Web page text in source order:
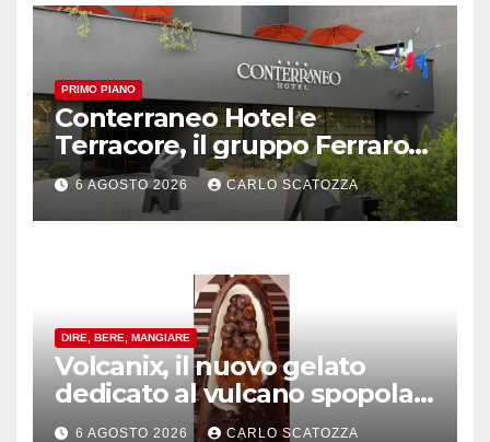
PRIMO PIANO
Conterraneo Hotel e
Terracore, il gruppo Ferraro
amplia l’ ospitalità e il gusto
alle porte di Caserta
6 AGOSTO 2026 CARLO SCATOZZA
DIRE, BERE, MANGIARE
Volcanix, il nuovo gelato
dedicato al vulcano spopola,
è nato a Caivano
6 AGOSTO 2026 CARLO SCATOZZA